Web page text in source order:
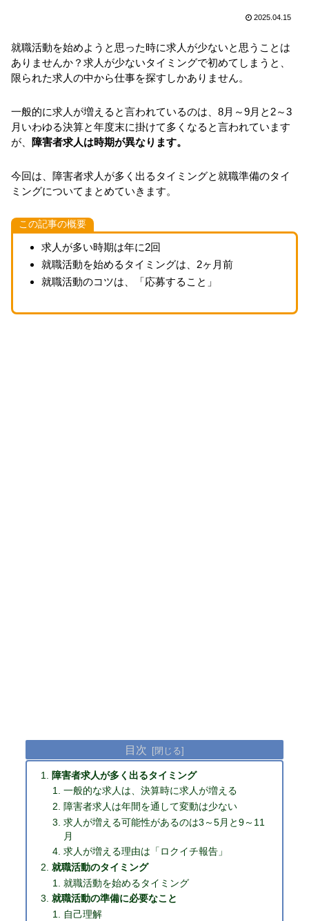
2025.04.15
就職活動を始めようと思った時に求人が少ないと思うことは
ありませんか？求人が少ないタイミングで初めてしまうと、
限られた求人の中から仕事を探すしかありません。
一般的に求人が増えると言われているのは、8月～9月と2～3
月いわゆる決算と年度末に掛けて多くなると言われています
が、
障害者求人は時期が異なります。
今回は、障害者求人が多く出るタイミングと就職準備のタイ
ミングについてまとめていきます。
この記事の概要
求人が多い時期は年に2回
就職活動を始めるタイミングは、2ヶ月前
就職活動のコツは、「応募すること」
目次
障害者求人が多く出るタイミング
一般的な求人は、決算時に求人が増える
障害者求人は年間を通して変動は少ない
求人が増える可能性があるのは3～5月と9～11
月
求人が増える理由は「ロクイチ報告」
就職活動のタイミング
就職活動を始めるタイミング
就職活動の準備に必要なこと
自己理解